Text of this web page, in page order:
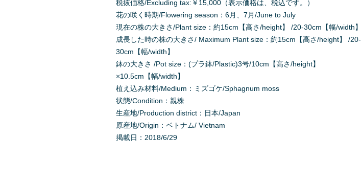
税抜価格/Excluding tax:￥15,000（表示価格は、税込です。）
花の咲く時期/Flowering season：6月、7月/June to July
現在の株の大きさ/Plant size：約15cm【高さ/height】 /20-30cm【幅/width】
成長した時の株の大きさ/ Maximum Plant size：約15cm【高さ/height】 /20-
30cm【幅/width】
鉢の大きさ /Pot size：(プラ鉢/Plastic)3号/10cm【高さ/height】
×10.5cm【幅/width】
植え込み材料/Medium：ミズゴケ/Sphagnum moss
状態/Condition：親株
生産地/Production district：日本/Japan
原産地/Origin：ベトナム/ Vietnam
掲載日：2018/6/29